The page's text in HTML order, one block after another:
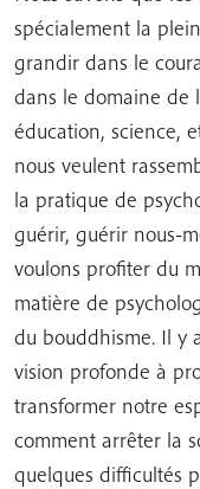
spécialement la
grandir dans le
dans le domaine de
éducation, science,
nous veulent
la pratique de
guérir, guérir nous-
voulons profiter du
matière de
du bouddhisme. Il y
vision profonde à
transformer notre
comment arrêter la
quelques difficultés